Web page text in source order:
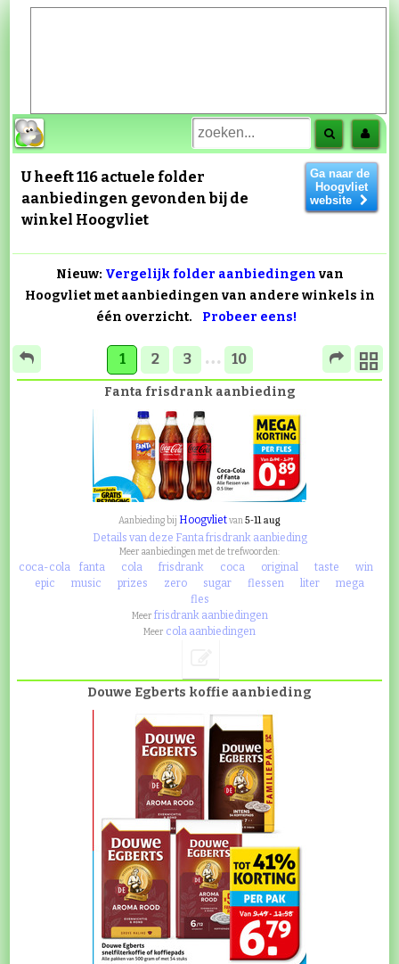
Ga naar de
Hoogvliet
website
U heeft 116 actuele folder
aanbiedingen gevonden bij de
winkel Hoogvliet
Nieuw: Vergelijk folder aanbiedingen van
Hoogvliet met aanbiedingen van andere winkels in
één overzicht.
Probeer eens!
1 2 3 … 10
Fanta frisdrank aanbieding
Aanbieding bij Hoogvlietvan5-11 aug
Details van deze Fanta frisdrank aanbieding
Meer aanbiedingen met de trefwoorden:
coca-cola fanta cola frisdrank coca original taste
win
epic
music prizes zero sugar flessen liter
mega
fles
Meer frisdrank aanbiedingen
Meer cola aanbiedingen
Douwe Egberts koffie aanbieding